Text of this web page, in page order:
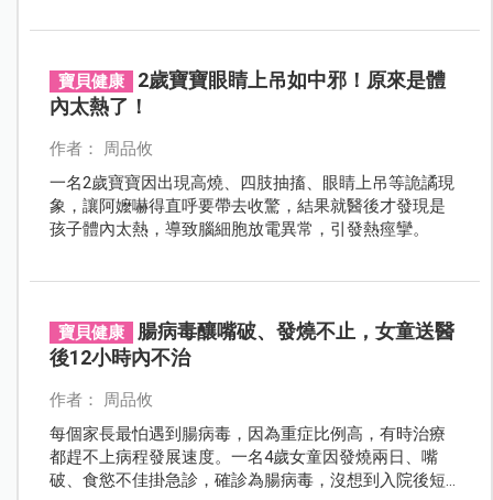
寶貝健康
2歲寶寶眼睛上吊如中邪！原來是體
內太熱了！
作者： 周品攸
一名2歲寶寶因出現高燒、四肢抽搐、眼睛上吊等詭譎現
象，讓阿嬤嚇得直呼要帶去收驚，結果就醫後才發現是
孩子體內太熱，導致腦細胞放電異常，引發熱痙攣。
寶貝健康
腸病毒釀嘴破、發燒不止，女童送醫
後12小時內不治
作者： 周品攸
每個家長最怕遇到腸病毒，因為重症比例高，有時治療
都趕不上病程發展速度。一名4歲女童因發燒兩日、嘴
破、食慾不佳掛急診，確診為腸病毒，沒想到入院後短